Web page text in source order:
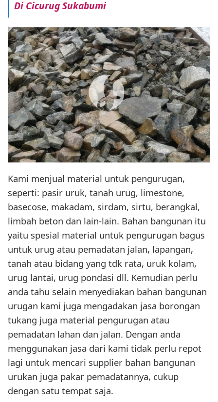
Di Cicurug Sukabumi
Kami menjual material untuk pengurugan,
seperti: pasir uruk, tanah urug, limestone,
basecose, makadam, sirdam, sirtu, berangkal,
limbah beton dan lain-lain. Bahan bangunan itu
yaitu spesial material untuk pengurugan bagus
untuk urug atau pemadatan jalan, lapangan,
tanah atau bidang yang tdk rata, uruk kolam,
urug lantai, urug pondasi dll. Kemudian perlu
anda tahu selain menyediakan bahan bangunan
urugan kami juga mengadakan jasa borongan
tukang juga material pengurugan atau
pemadatan lahan dan jalan. Dengan anda
menggunakan jasa dari kami tidak perlu repot
lagi untuk mencari supplier bahan bangunan
urukan juga pakar pemadatannya, cukup
dengan satu tempat saja.